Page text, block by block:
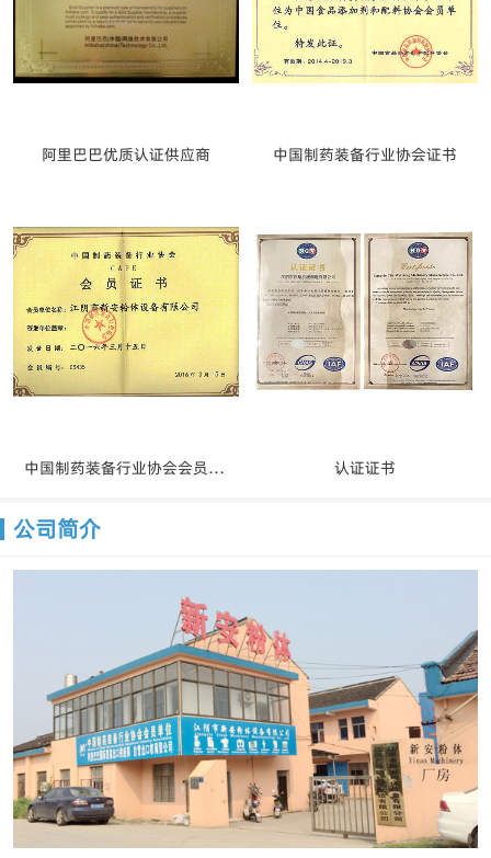
阿里巴巴优质认证供应商 中国制药装备行业协会证书
中国制药装备行业协会会员证书 认证证书
公司简介